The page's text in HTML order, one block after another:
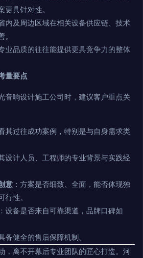
更具针对性。
内及周边区域在相关设备供应链、技术
业品质的往往能提供更具竞争力的整体
量要点
音响设计施工公司时，建议客户重点关
其过往成功案例，特别是与自身需求类
设计人员、工程师的专业背景与实践经
意 ：方案是否细致、全面，能否体现独
性。
：设备是否来自可靠渠道，品牌口碑如
备健全的售后保障机制。
，离不开幕后专业团队的匠心打造。河